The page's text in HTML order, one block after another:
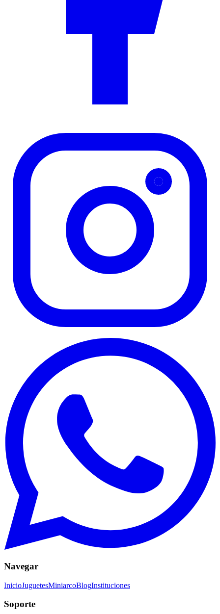
Navegar
InicioJuguetesMiniarcoBlogInstituciones
Soporte